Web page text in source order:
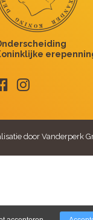
door Vanderperk